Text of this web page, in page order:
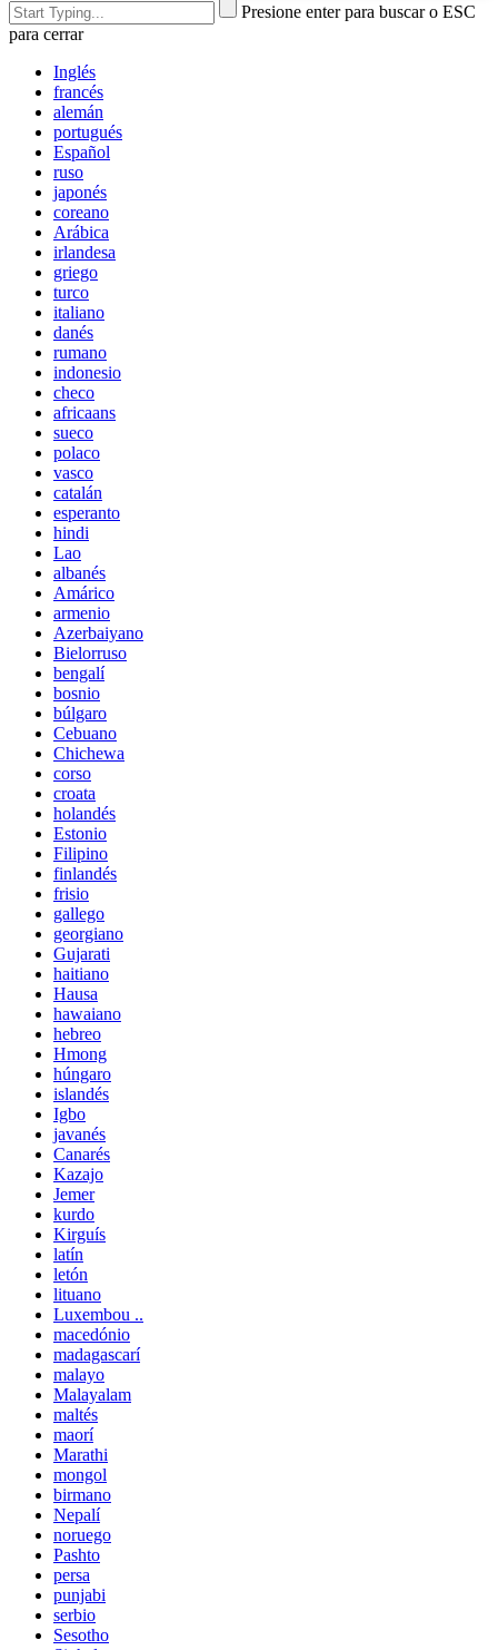
Presione enter para buscar o ESC
para cerrar
Inglés
francés
alemán
portugués
Español
ruso
japonés
coreano
Arábica
irlandesa
griego
turco
italiano
danés
rumano
indonesio
checo
africaans
sueco
polaco
vasco
catalán
esperanto
hindi
Lao
albanés
Amárico
armenio
Azerbaiyano
Bielorruso
bengalí
bosnio
búlgaro
Cebuano
Chichewa
corso
croata
holandés
Estonio
Filipino
finlandés
frisio
gallego
georgiano
Gujarati
haitiano
Hausa
hawaiano
hebreo
Hmong
húngaro
islandés
Igbo
javanés
Canarés
Kazajo
Jemer
kurdo
Kirguís
latín
letón
lituano
Luxembou ..
macedónio
madagascarí
malayo
Malayalam
maltés
maorí
Marathi
mongol
birmano
Nepalí
noruego
Pashto
persa
punjabi
serbio
Sesotho